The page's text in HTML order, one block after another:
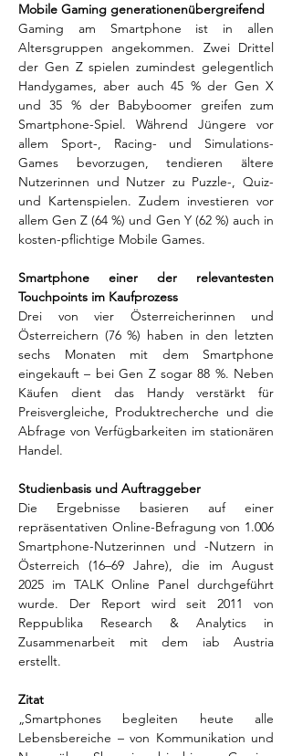
Mobile Gaming generationenübergreifend
Gaming am Smartphone ist in allen
Altersgruppen angekommen. Zwei Drittel
der Gen Z spielen zumindest gelegentlich
Handygames, aber auch 45 % der Gen X
und 35 % der Babyboomer greifen zum
Smartphone-Spiel. Während Jüngere vor
allem Sport-, Racing- und Simulations-
Games bevorzugen, tendieren ältere
Nutzerinnen und Nutzer zu Puzzle-, Quiz-
und Kartenspielen. Zudem investieren vor
allem Gen Z (64 %) und Gen Y (62 %) auch in
kosten-pflichtige Mobile Games.
Smartphone einer der relevantesten
Touchpoints im Kaufprozess
Drei von vier Österreicherinnen und
Österreichern (76 %) haben in den letzten
sechs Monaten mit dem Smartphone
eingekauft – bei Gen Z sogar 88 %. Neben
Käufen dient das Handy verstärkt für
Preisvergleiche, Produktrecherche und die
Abfrage von Verfügbarkeiten im stationären
Handel.
Studienbasis und Auftraggeber
Die Ergebnisse basieren auf einer
repräsentativen Online-Befragung von 1.006
Smartphone-Nutzerinnen und -Nutzern in
Österreich (16–69 Jahre), die im August
2025 im TALK Online Panel durchgeführt
wurde. Der Report wird seit 2011 von
Reppublika Research & Analytics in
Zusammenarbeit mit dem iab Austria
erstellt.
Zitat
„Smartphones begleiten heute alle
Lebensbereiche – von Kommunikation und